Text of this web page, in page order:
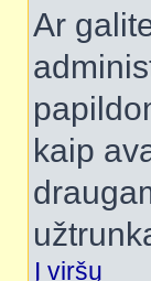
Ar
kaip
Į viršų